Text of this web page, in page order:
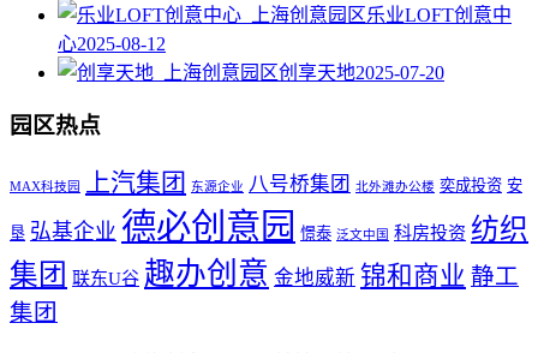
乐业LOFT创意中
心2025-08-12
创享天地2025-07-20
园区热点
MAX科技园 上汽集团 东源企业 八号桥集团 北外滩办公楼 奕成投资 安
垦 弘基企业 德必创意园 憬泰 泛文中国 科房投资 纺织
集团 联东U谷 趣办创意 金地威新 锦和商业 静工
集团